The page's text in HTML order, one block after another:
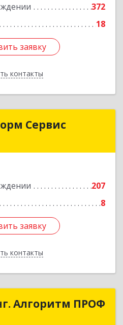
372
18
заявку
контакты
Подробнее
заявку
Сервис
207
8
заявку
контакты
Информ Сервис
Подробнее
заявку
Алгоритм ПРОФ
Алгоритм ПРОФ